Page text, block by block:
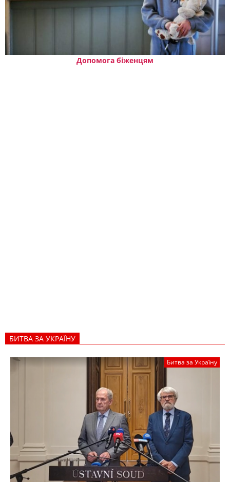
Допомога біженцям
БИТВА ЗА УКРАЇНУ
Битва за Україну